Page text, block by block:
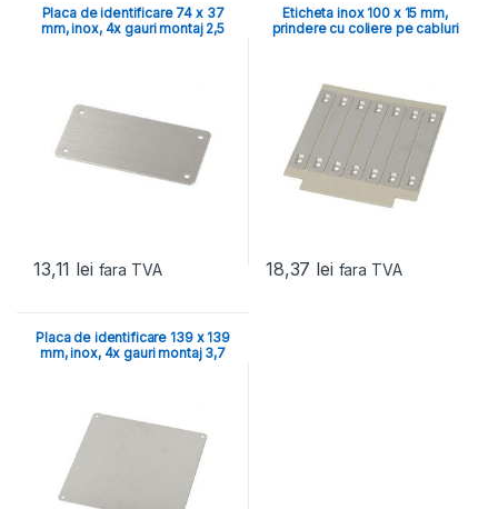
Placa de identificare 74 x 37
mm, inox, 4x gauri montaj 2,5
13,11 lei fara TVA
Eticheta inox 100 x 15 mm,
prindere cu coliere pe cabluri
18,37 lei fara TVA
Placa de identificare 139 x 139
mm, inox, 4x gauri montaj 3,7